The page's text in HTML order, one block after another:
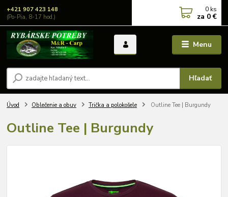
Menu
Hľadať
+421 907 423 148
(Po-Pia, 8-17 hod.)
0 ks
za 0 €
Úvod Oblečenie a obuv Trička a polokošele Outline Tee | Burgundy
Outline Tee | Burgundy